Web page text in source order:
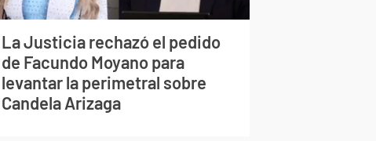
La Justicia rechazó el pedido
de Facundo Moyano para
levantar la perimetral sobre
Candela Arizaga